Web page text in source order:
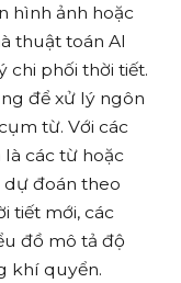
hình ảnh hoặc
thuật toán AI
chi phối thời tiết.
để xử lý ngôn
từ. Với các
các từ hoặc
đoán theo
tiết mới, các
đồ mô tả độ
khí quyển.